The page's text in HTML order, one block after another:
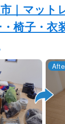
｜マット
椅子・衣